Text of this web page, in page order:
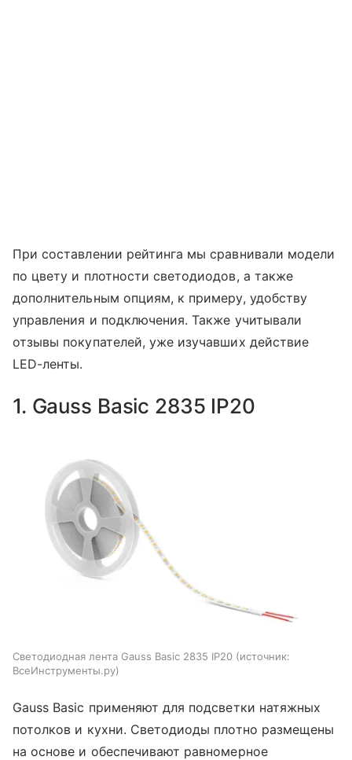
При составлении рейтинга мы сравнивали модели
по цвету и плотности светодиодов, а также
дополнительным опциям, к примеру, удобству
управления и подключения. Также учитывали
отзывы покупателей, уже изучавших действие
LED-ленты.
1. Gauss Basic 2835 IP20
Светодиодная лента Gauss Basic 2835 IP20
источник:
ВсеИнструменты.ру
Gauss Basic применяют для подсветки натяжных
потолков и кухни. Светодиоды плотно размещены
на основе и обеспечивают равномерное